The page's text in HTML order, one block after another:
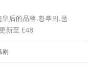
后的品格.황후의.품
新至 E48
剧